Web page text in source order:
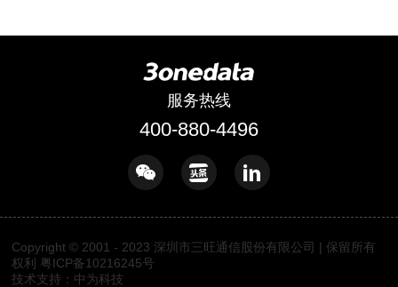
服务热线
400-880-4496
Copyright © 2001 - 2023 深圳市三旺通信股份有限公司 | 保留所有
权利 粤ICP备10216245号
技术支持：中为科技